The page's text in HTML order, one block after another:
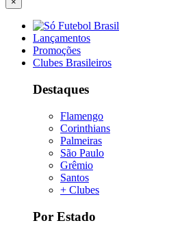
Lançamentos
Promoções
Clubes Brasileiros
Destaques
Flamengo
Corinthians
Palmeiras
São Paulo
Grêmio
Santos
+ Clubes
Por Estado